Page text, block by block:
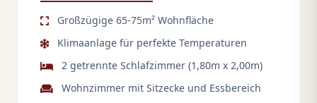
Großzügige 65-75m² Wohnfläche
Klimaanlage für perfekte Temperaturen
2 getrennte Schlafzimmer (1,80m x 2,00m)
Wohnzimmer mit Sitzecke und Essbereich